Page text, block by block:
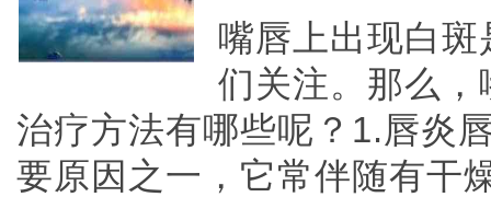
嘴唇上出现白
们关注。那么
治疗方法有哪些呢？1.唇炎
要原因之一，它常伴随有干